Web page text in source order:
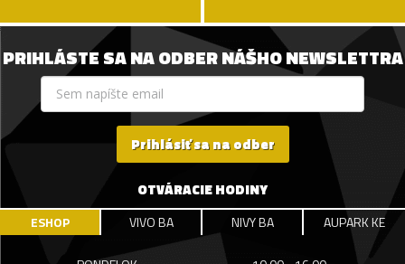
PRIHLÁSTE SA NA ODBER NÁŠHO NEWSLETTRA
Prihlásiť sa na odber
OTVÁRACIE HODINY
ESHOP VIVO BA NIVY BA AUPARK KE